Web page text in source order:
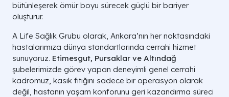
bütünleşerek ömür boyu sürecek güçlü bir bariyer
oluşturur.
A Life Sağlık Grubu olarak, Ankara’nın her noktasındaki
hastalarımıza dünya standartlarında cerrahi hizmet
sunuyoruz. Etimesgut, Pursaklar ve Altındağ
şubelerimizde görev yapan deneyimli genel cerrahi
kadromuz, kasık fıtığını sadece bir operasyon olarak
değil, hastanın yaşam konforunu geri kazandırma süreci